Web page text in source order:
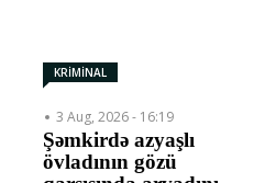
KRİMİNAL
3 Aug, 2026 - 16:19
Şəmkirdə azyaşlı
övladının gözü